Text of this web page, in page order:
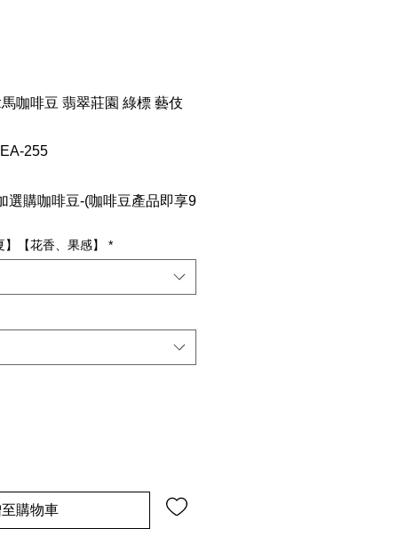
咖啡豆 翡翠莊園 綠標 藝伎
255
選購咖啡豆-(咖啡豆產品即享9
【花香、果感】 *
購物車